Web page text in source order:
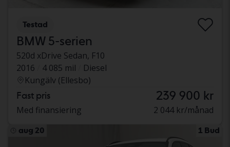
Testad
BMW 5-serien
520d xDrive Sedan, F10
2016
4 085 mil
Diesel
Kungälv (Ellesbo)
Fast pris 239 900 kr
Med finansiering 2 044 kr/månad
aug 20 1 Bud